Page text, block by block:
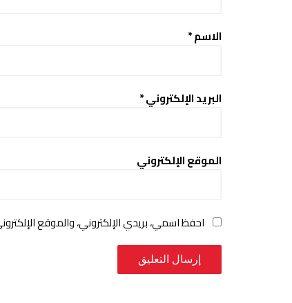
الاسم*
البريد الإلكتروني*
الموقع الإلكتروني
احفظ اسمي، بريدي الإلكتروني، والموقع